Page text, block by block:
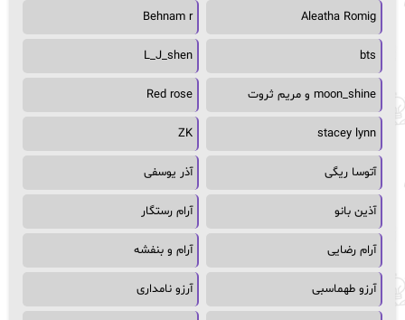
Aleatha Romig
Behnam r
bts
L_J_shen
moon_shine و مریم ثروت Red rose
stacey lynn
ZK
آتوسا ریگی آذر یوسفی
آذین بانو آرام رستگار
آرام رضایی آرام و بنفشه
آرزو طهماسبی آرزو نامداری